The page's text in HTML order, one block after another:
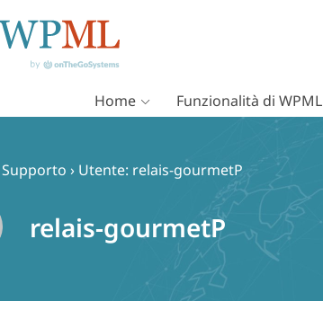
Home Funzionalità di WPML
Supporto › Utente: relais-gourmetP
relais-gourmetP